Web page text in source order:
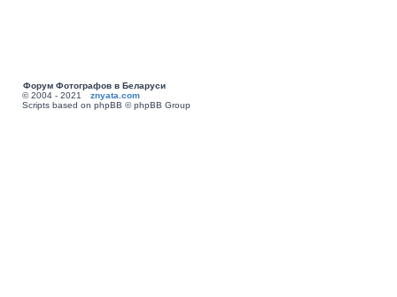
Форум Фотографов в Беларуси
© 2004 - 2021 znyata.com
Scripts based on phpBB © phpBB Group